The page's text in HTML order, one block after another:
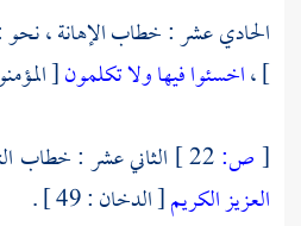
الحادي عشر : خطاب الإهانة ،
] ،اخسئوا فيها ولا تكلمون[ المؤمنون
[ص: الثاني عشر : خطاب
العزيز الكريم[ الدخان : 49 ] .